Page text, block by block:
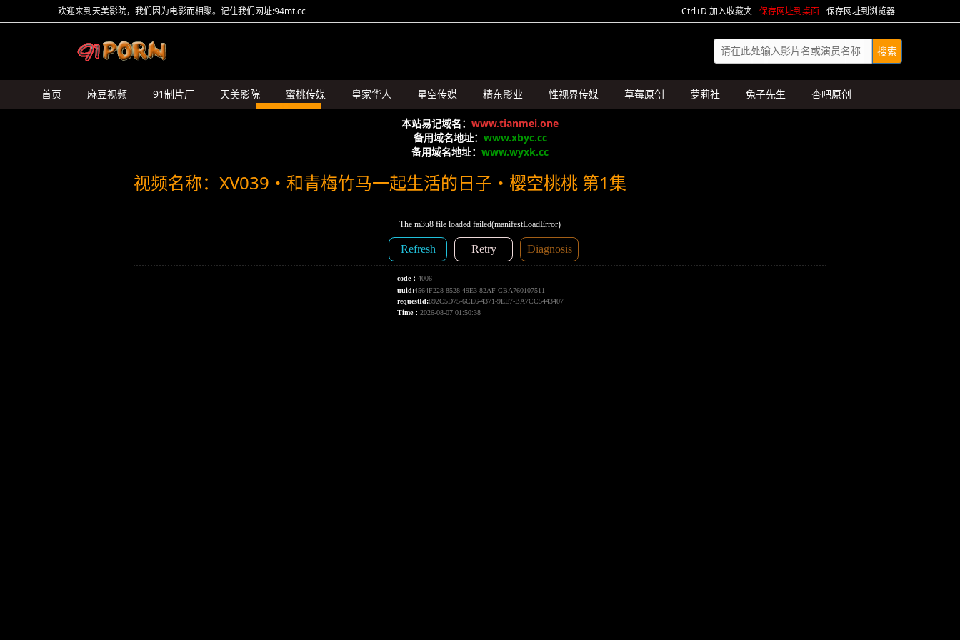
欢迎来到天美影院，我们因为电影而相聚。记住我们网址:94mt.cc Ctrl+D 加入收藏夹 保存网址到桌面 保存网址到浏览器
首页 麻豆视频 91制片厂 天美影院 蜜桃传媒 皇家华人 星空传媒 精东影业 性视界传媒 草莓原创 萝莉社 兔子先生 杏吧原创
本站易记域名： www.tianmei.one
备用域名地址： www.xbyc.cc
备用域名地址： www.wyxk.cc
视频名称：XV039・和青梅竹马一起生活的日子・樱空桃桃 第1集